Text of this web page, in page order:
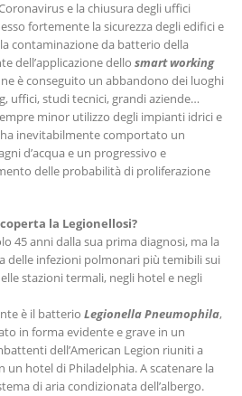
e la chiusura degli uffici
fortemente la sicurezza degli edifici e
contaminazione da batterio della
dell’applicazione dello smart working
è conseguito un abbandono dei luoghi
uffici, studi tecnici, grandi aziende…
minor utilizzo degli impianti idrici e
inevitabilmente comportato un
d’acqua e un progressivo e
delle probabilità di proliferazione
la Legionellosi?
45 anni dalla sua prima diagnosi, ma la
delle infezioni polmonari più temibili sui
stazioni termali, negli hotel e negli
è il batterio Legionella Pneumophila,
in forma evidente e grave in un
dell’American Legion riuniti a
un hotel di Philadelphia. A scatenare la
di aria condizionata dell’albergo.